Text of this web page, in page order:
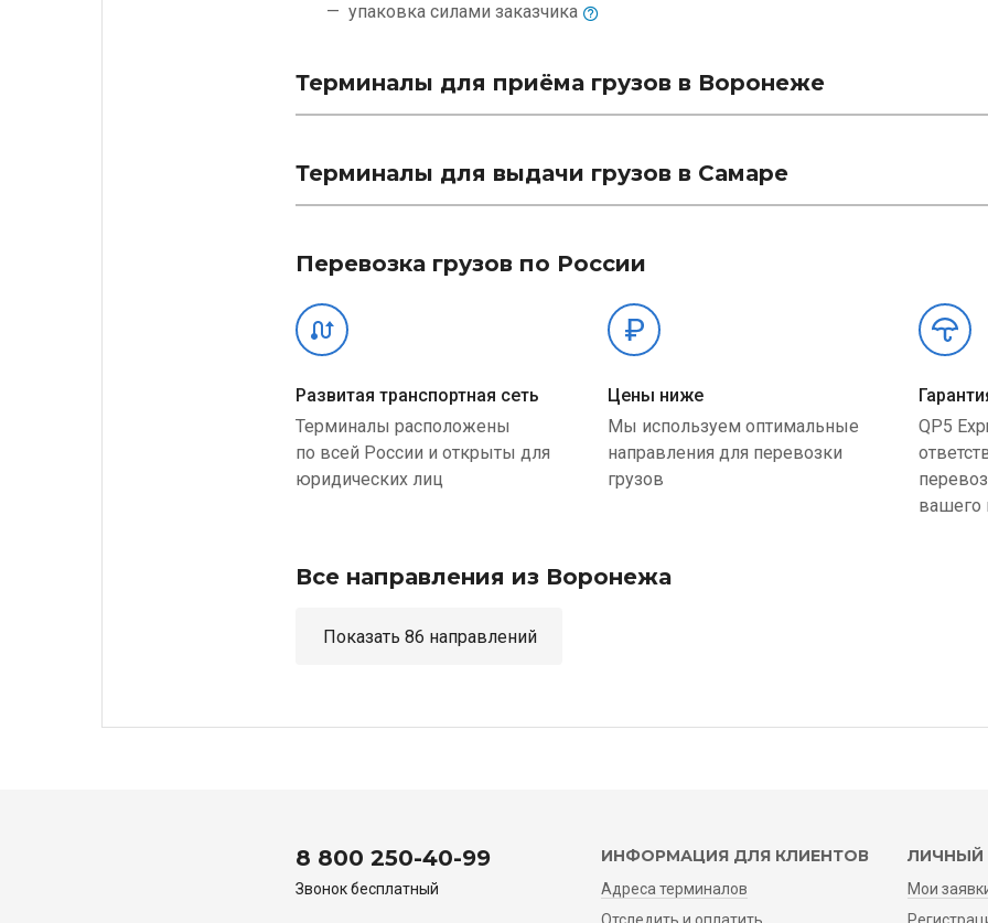
упаковка силами заказчика
Терминалы для приёма грузов в Воронеже
Терминалы для выдачи грузов в Самаре
Перевозка грузов по России
Развитая транспортная сеть
Терминалы расположены
по всей России и открыты для
юридических лиц
Цены ниже
Мы используем оптимальные
направления для перевозки
грузов
QP5
вашего
Все направления из Воронежа
Показать 86 направлений
8 800 250-40-99
Звонок бесплатный
ИНФОРМАЦИЯ ДЛЯ КЛИЕНТОВ
Адреса терминалов
ЛИЧНЫЙ
Мои